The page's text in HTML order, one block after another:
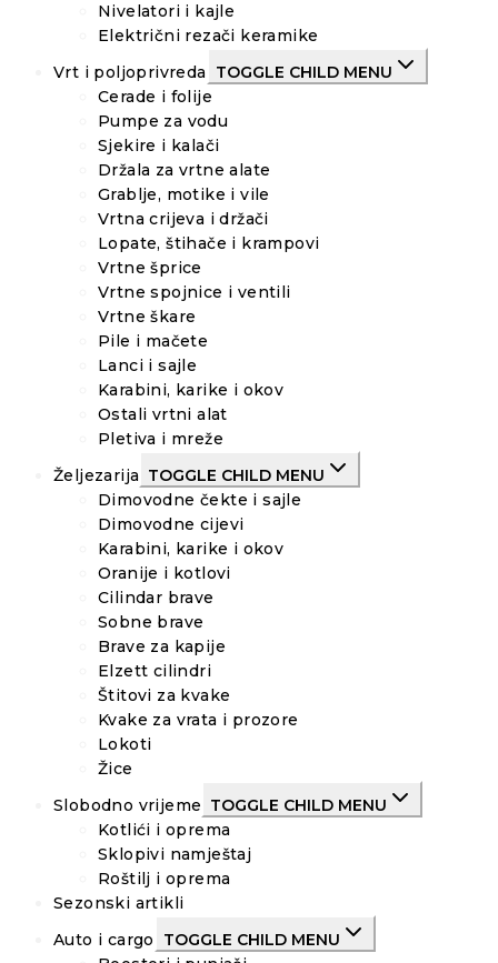
Nivelatori i kajle
Električni rezači keramike
Vrt i poljoprivreda
TOGGLE CHILD MENU
Cerade i folije
Pumpe za vodu
Sjekire i kalači
Držala za vrtne alate
Grablje, motike i vile
Vrtna crijeva i držači
Lopate, štihače i krampovi
Vrtne šprice
Vrtne spojnice i ventili
Vrtne škare
Pile i mačete
Lanci i sajle
Karabini, karike i okov
Ostali vrtni alat
Pletiva i mreže
Željezarija TOGGLE CHILD MENU
Dimovodne čekte i sajle
Dimovodne cijevi
Karabini, karike i okov
Oranije i kotlovi
Cilindar brave
Sobne brave
Brave za kapije
Elzett cilindri
Štitovi za kvake
Kvake za vrata i prozore
Lokoti
Žice
Slobodno vrijeme TOGGLE CHILD MENU
Kotlići i oprema
Sklopivi namještaj
Roštilj i oprema
Sezonski artikli
Auto i cargo
TOGGLE CHILD MENU